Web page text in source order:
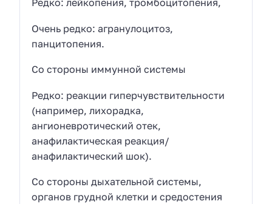
Редко: лейкопения, тромбоцитопения,
Очень редко: агранулоцитоз,
панцитопения.
Со стороны иммунной системы
Редко: реакции гиперчувствительности
(например, лихорадка,
ангионевротический отек,
анафилактическая реакция/
анафилактический шок).
Со стороны дыхательной системы,
органов грудной клетки и средостения